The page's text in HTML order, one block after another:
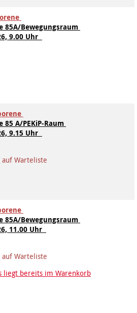
85A/Bewegungsraum
9.00 Uhr
A/PEKiP-Raum
9.15 Uhr
Warteliste
85A/Bewegungsraum
11.00 Uhr
Warteliste
liegt bereits im Warenkorb